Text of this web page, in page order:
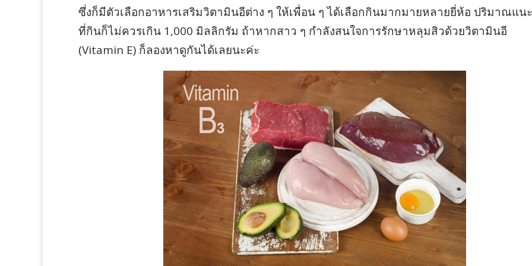
ซึ่งก็มีตัวเลือกอาหารเสริมวิตามินอีต่าง ๆ ให้เพื่อน ๆ ได้เลือกกินมากมายหลายยี่ห้อ ปริมาณแน
ที่กินก็ไม่ควรเกิน 1,000 มิลลิกรัม ถ้าหากสาว ๆ กำลังสนใจการรักษาหลุมสิวด้วยวิตามินอี
(Vitamin E) ก็ลองหาดูกันได้เลยนะค่ะ